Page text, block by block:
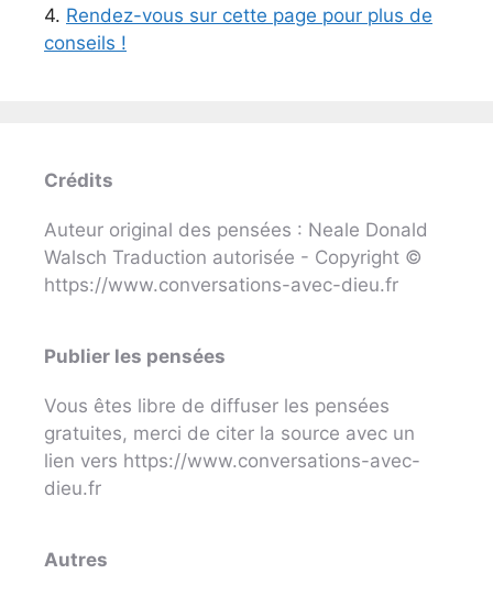
4. Rendez-vous sur cette page pour plus de
conseils !
Crédits
Auteur original des pensées : Neale Donald
Walsch Traduction autorisée - Copyright ©
https://www.conversations-avec-dieu.fr
Publier les pensées
Vous êtes libre de diffuser les pensées
gratuites, merci de citer la source avec un
lien vers https://www.conversations-avec-
dieu.fr
Autres